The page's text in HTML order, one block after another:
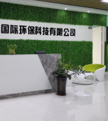
污染治理资质等级证
书”）、拥有多名高级《环
境工程高级工程师》室内
空气治理资格认证的治理
人员、掌握室内空气净化
治理实用技术和五项专利
技术、八项计算机软件著
作权登记证书等。研发实